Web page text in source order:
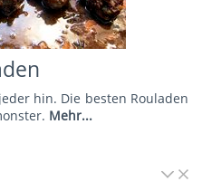
hin. Die besten Rouladen
Mehr...